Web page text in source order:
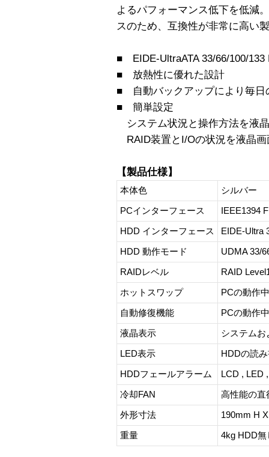
よるパフォーマンス低下を低減
スのため、互換性が非常に高い
■ EIDE-UltraATA 33/66/100/133
■ 放熱性に優れた設計
■ 自動バックアップにより毎日
■ 簡単設定
システム状況と操作方法を液
RAID装置とI/Oの状況を液晶画
【製品仕様】
本体色 シルバー
PCインターフェース IEEE1394
HDD インターフェース EIDE-Ultra
HDD 動作モード UDMA 33/
RAIDレベル RAID
ホットスワップ PCの動作
自動修復機能 PCの動作
液晶表示 システムお
LED表示 HDDの読
HDDフェールアラーム LCD , LED
冷却FAN 高性能の直
外形寸法 190mm H
重量 4kg HDD無